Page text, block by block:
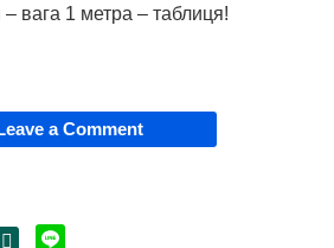
вага 1 метра – таблиця!
a Comment